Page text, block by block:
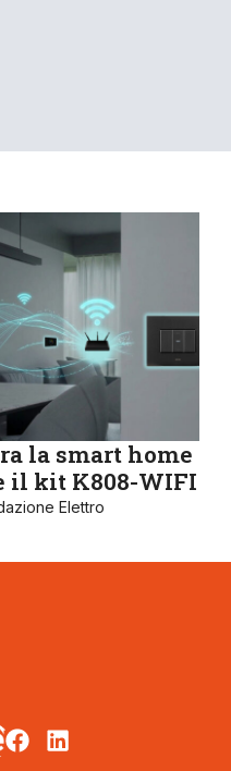
la smart home
il kit K808-WIFI
Elettro